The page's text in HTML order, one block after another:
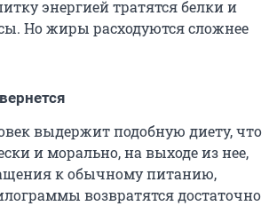
энергией тратятся белки и
Но жиры расходуются сложнее
выдержит подобную диету, что
и морально, на выходе из нее,
к обычному питанию,
возвратятся достаточно